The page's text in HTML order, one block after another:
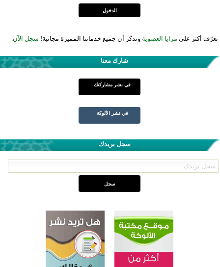
تعرّف أكثر على مزايا العضوية وتذكر أن جميع خدماتنا المميزة مجانية! سجل الآن.
شارك معنا
في نشر مشاركتك
في نشر الألوكة
سجل بريدك